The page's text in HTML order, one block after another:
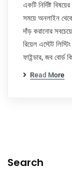
একটি নির্দিষ্ট
সময়ে অনলাইন
দাঁড় করানোর
রিয়েল এস্টেট
ফাইন্ডার, জব বোর্ড
Read More
Search